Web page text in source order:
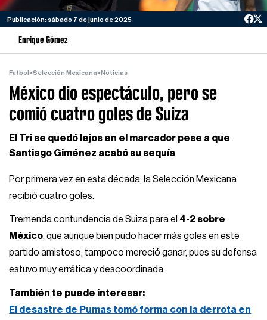
Publicación: sábado 7 de junio de 2025
Enrique Gómez
Futbol >Selección Mexicana>Noticias
México dio espectáculo, pero se
comió cuatro goles de Suiza
El Tri se quedó lejos en el marcador pese a que
Santiago Giménez acabó su sequía
Por primera vez en esta década, la Selección Mexicana
recibió cuatro goles.
Tremenda contundencia de Suiza para el 4-2 sobre
México, que aunque bien pudo hacer más goles en este
partido amistoso, tampoco mereció ganar, pues su defensa
estuvo muy errática y descoordinada.
También te puede interesar:
El desastre de Pumas tomó forma con la derrota en